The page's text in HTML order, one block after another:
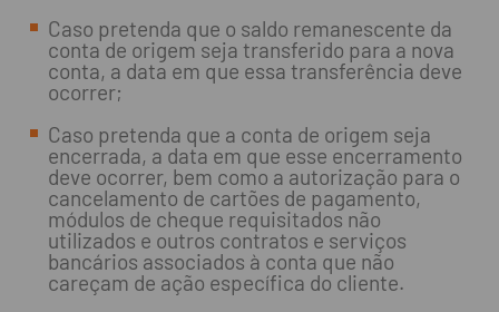
Caso pretenda que o saldo remanescente da
conta de origem seja transferido para a nova
conta, a data em que essa transferência deve
ocorrer;
Caso pretenda que a conta de origem seja
encerrada, a data em que esse encerramento
deve ocorrer, bem como a autorização para o
cancelamento de cartões de pagamento,
módulos de cheque requisitados não
utilizados e outros contratos e serviços
bancários associados à conta que não
careçam de ação específica do cliente.